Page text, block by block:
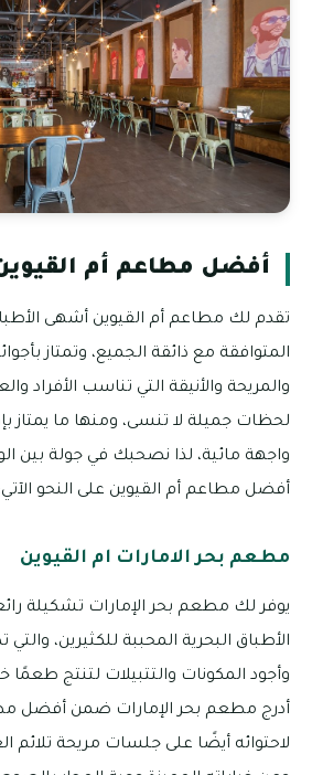
أفضل مطاعم أم
تقدم لك مطاعم أم القيوين أشهى
المتوافقة مع ذائقة الجميع، وتمتاز
والمريحة والأنيقة التي تناسب الأفراد
لحظات جميلة لا تنسى، ومنها ما يمتاز
واجهة مائية، لذا نصحبك في جولة بين
أفضل مطاعم أم القيوين على النحو الآتي:
مطعم بحر الامارات ام القيوين
يوفر لك مطعم بحر الإمارات تشكيلة
الأطباق البحرية المحببة للكثيرين،
وأجود المكونات والتتبيلات لتنتج طعمًا
أدرج مطعم بحر الإمارات ضمن أفضل
لاحتوائه أيضًا على جلسات مريحة تلائم